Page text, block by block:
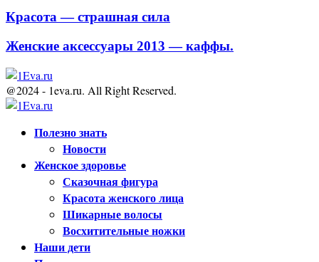
Красота — страшная сила
Женские аксессуары 2013 — каффы.
@2024 - 1eva.ru. All Right Reserved.
Полезно знать
Новости
Женское здоровье
Сказочная фигура
Красота женского лица
Шикарные волосы
Восхитительные ножки
Наши дети